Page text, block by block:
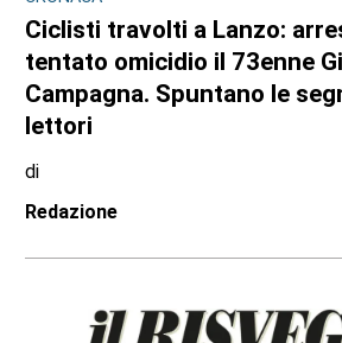
CRONACA
Ciclisti travolti a Lanzo,
«Basta follia, serve una
strada e corsie riservate»
di
Redazione